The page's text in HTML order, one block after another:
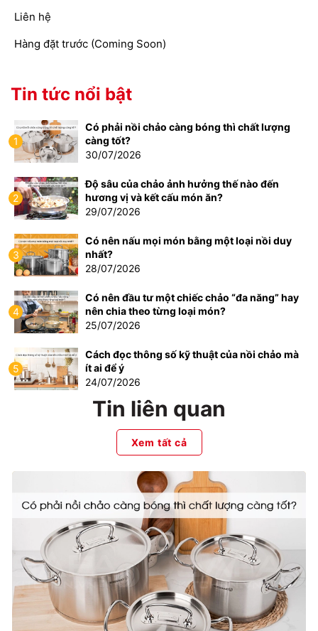
Liên hệ
Hàng đặt trước (Coming Soon)
Tin tức nổi bật
1
Có phải nồi chảo càng bóng thì chất lượng
càng tốt?
30/07/2026
2
Độ sâu của chảo ảnh hưởng thế nào đến
hương vị và kết cấu món ăn?
29/07/2026
3
Có nên nấu mọi món bằng một loại nồi duy
nhất?
28/07/2026
4
Có nên đầu tư một chiếc chảo “đa năng” hay
nên chia theo từng loại món?
25/07/2026
5
Cách đọc thông số kỹ thuật của nồi chảo mà
ít ai để ý
24/07/2026
Tin liên quan
Xem tất cả